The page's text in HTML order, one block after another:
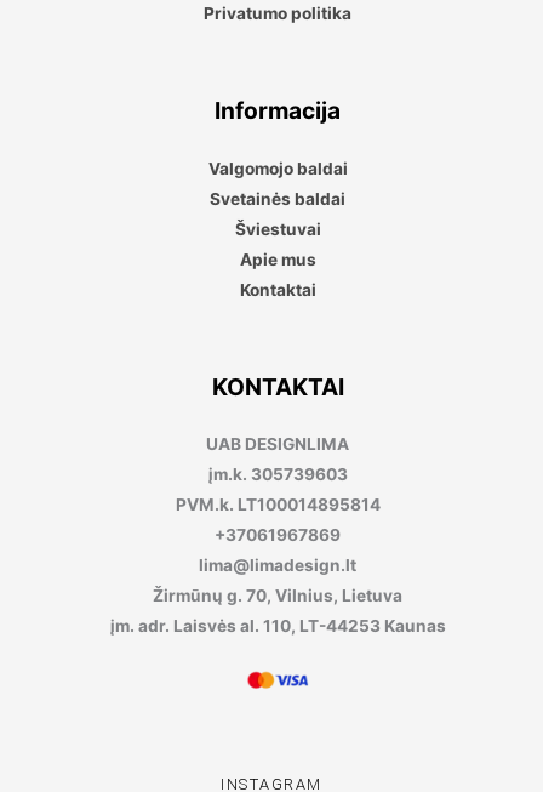
Privatumo politika
Informacija
Valgomojo baldai
Svetainės baldai
Šviestuvai
Apie mus
Kontaktai
KONTAKTAI
UAB DESIGNLIMA
įm.k. 305739603
PVM.k. LT100014895814
+37061967869
lima@limadesign.lt
Žirmūnų g. 70, Vilnius, Lietuva
įm. adr. Laisvės al. 110, LT-44253 Kaunas
INSTAGRAM